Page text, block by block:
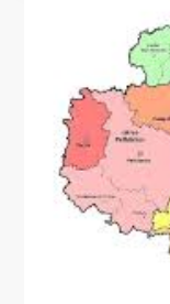
osobního
samotném
vozidla
výši 30 tisíc
závada na
zasahovali
hasiči u
příkopu u
přepravoval
na komunikaci. Kpt. Ing. Bc. Petra